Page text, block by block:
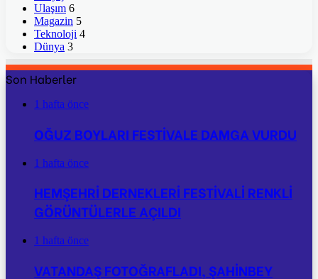
Ulaşım 6
Magazin 5
Teknoloji 4
Dünya 3
Son Haberler
1 hafta önce
OĞUZ BOYLARI FESTİVALE DAMGA VURDU
1 hafta önce
HEMŞEHRİ DERNEKLERİ FESTİVALİ RENKLİ
GÖRÜNTÜLERLE AÇILDI
1 hafta önce
VATANDAŞ FOTOĞRAFLADI, ŞAHİNBEY